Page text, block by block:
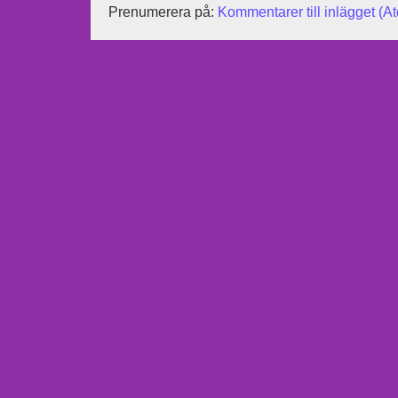
Prenumerera på: Kommentarer till inlägget